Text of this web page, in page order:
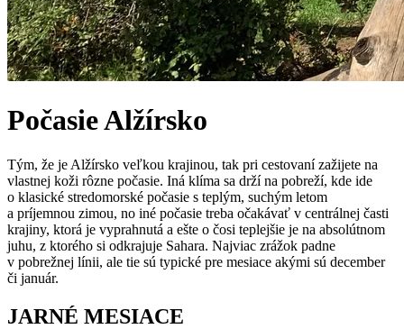
PočasieAlžírsko
Tým, že je Alžírsko veľkou krajinou, tak pri cestovaní zažijete na
vlastnej koži rôzne počasie. Iná klíma sa drží na pobreží, kde ide
o klasické stredomorské počasie s teplým, suchým letom
a príjemnou zimou, no iné počasie treba očakávať v centrálnej časti
krajiny, ktorá je vyprahnutá a ešte o čosi teplejšie je na absolútnom
juhu, z ktorého si odkrajuje Sahara. Najviac zrážok padne
v pobrežnej línii, ale tie sú typické pre mesiace akými sú december
či január.
JARNÉ MESIACE